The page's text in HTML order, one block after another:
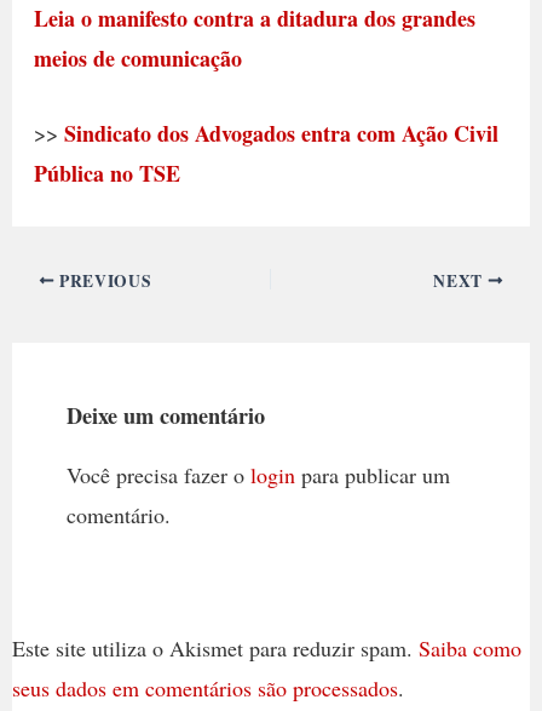
Leia o manifesto contra a ditadura dos grandes
meios de comunicação
>> Sindicato dos Advogados entra com Ação Civil
Pública no TSE
PREVIOUS NEXT
Deixe um comentário
Você precisa fazer o loginpara publicar um
comentário.
Este site utiliza o Akismet para reduzir spam. Saiba como
seus dados em comentários são processados.